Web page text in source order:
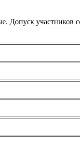
участников